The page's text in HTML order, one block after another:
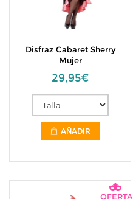
Disfraz Cabaret Sherry
Mujer
29,95€
AÑADIR
OFERTA